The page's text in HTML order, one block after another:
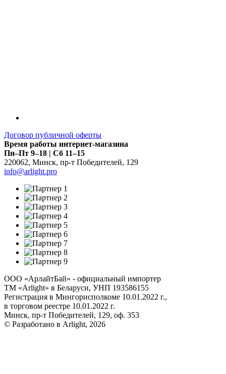
Договор публичной оферты
Время работы интернет-магазина
Пн–Пт 9–18 | Сб 11–15
220062, Минск, пр-т Победителей, 129
info@arlight.pro
ООО «АрлайтБай» - официальный импортер
ТМ «Arlight» в Беларуси, УНП 193586155
Регистрация в Мингорисполкоме 10.01.2022 г.,
в торговом реестре 10.01.2022 г.
Минск, пр-т Победителей, 129, оф. 353
© Разработано в Arlight, 2026